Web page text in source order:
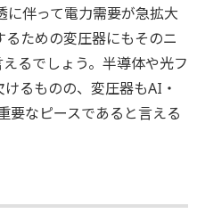
に伴って電力需要が急拡大
ための変圧器にもそのニ
るでしょう。半導体や光フ
るものの、変圧器もAI・
要なピースであると言える